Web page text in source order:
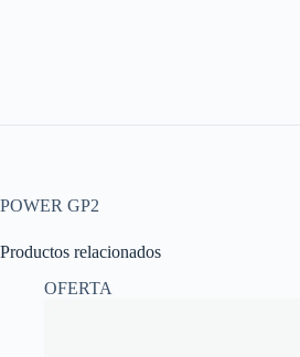
POWER GP2
Productos relacionados
OFERTA